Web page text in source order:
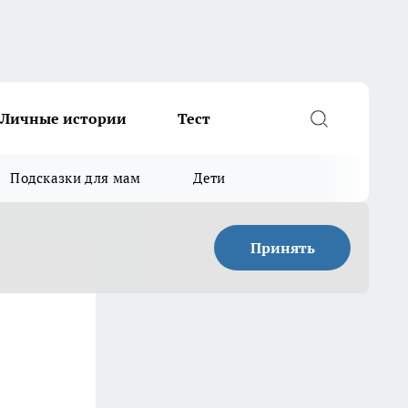
Личные истории Тест
Подсказки для мам Дети
Принять